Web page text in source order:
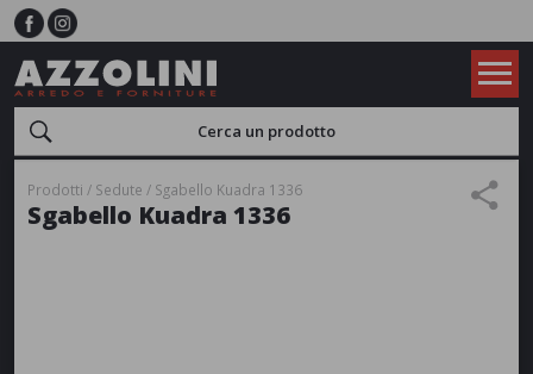
Prodotti Sedute Sgabello Kuadra 1336
Sgabello Kuadra 1336